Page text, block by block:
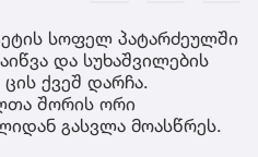
სოფელ პატარძეულში
და სუხაშვილების
ქვეშ დარჩა.
შორის ორი
გასვლა მოასწრეს.